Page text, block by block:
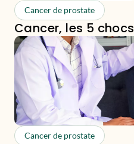
Cancer de prostate
Cancer, les 5 chocs
Cancer de prostate